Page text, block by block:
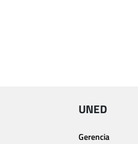
UNED
Gerencia